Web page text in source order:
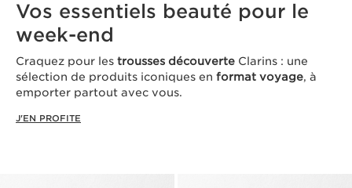
Vos essentiels beauté pour le
week-end
Craquez pour les trousses découverte Clarins : une
sélection de produits iconiques en format voyage, à
emporter partout avec vous.
J'EN PROFITE